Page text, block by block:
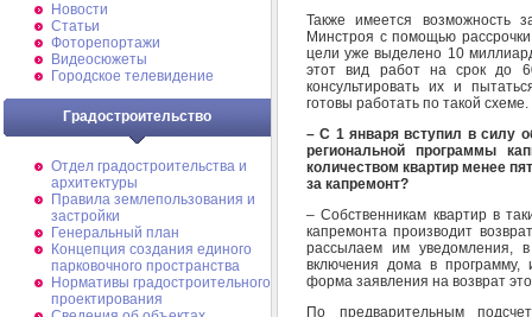
Новости
Статьи
Фоторепортажи
Видеосюжеты
Городское телевидение
Градостроительство
Отдел градостроительства и
архитектуры
Правила землепользования и
застройки
Генеральный план
Концепция создания единого
парковочного пространства
Нормативы градостроительного
проектирования
Также имеется возможность
Минстроя с помощью
цели уже выделено 10
этот вид работ на срок до
консультировать их и
готовы работать по такой схеме.
– С 1 января вступил в силу
региональной программы
количеством квартир менее
за капремонт?
– Собственникам квартир в
капремонта производит
рассылаем им уведомления,
включения дома в программу,
форма заявления на возврат
По предварительным